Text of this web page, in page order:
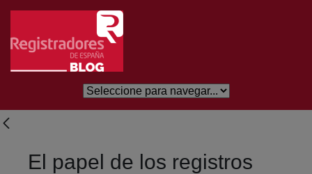
Salta al contingut principal
El papel de los registros